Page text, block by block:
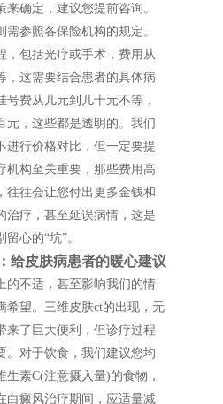
确定，建议您提前咨询。
参照各保险机构的规定。
，包括光疗或手术，费用从
，这需要结合患者的具体病
费从几元到几十元不等，
元，这些都是透明的。我们
进行价格对比，但一定要提
机构至关重要，那些费用高
往往会让您付出更多金钱和
治疗，甚至延误病情，这是
心的“坑”。
给皮肤病患者的暖心建议
的不适，甚至影响我们的情
希望。三维皮肤ct的出现，无
来了巨大便利，但诊疗过程
。对于饮食，我们建议您均
素C(注意摄入量)的食物，
白癜风治疗期间，应适量减